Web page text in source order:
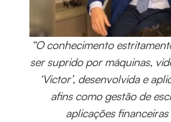
“O conhecimento
ser suprido por máquinas,
‘Victor’, desenvolvida e
afins como gestão de
aplicações